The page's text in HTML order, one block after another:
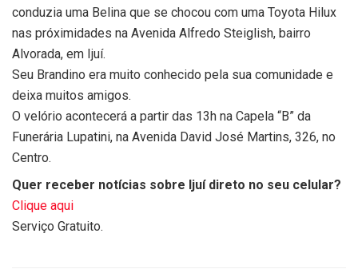
conduzia uma Belina que se chocou com uma Toyota Hilux
nas próximidades na Avenida Alfredo Steiglish, bairro
Alvorada, em Ijuí.
Seu Brandino era muito conhecido pela sua comunidade e
deixa muitos amigos.
O velório acontecerá a partir das 13h na Capela “B” da
Funerária Lupatini, na Avenida David José Martins, 326, no
Centro.
Quer receber notícias sobre Ijuí direto no seu celular?
Clique aqui
Serviço Gratuito.